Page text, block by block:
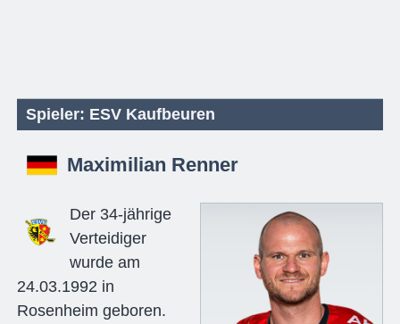
Spieler: ESV Kaufbeuren
Maximilian Renner
Der 34-jährige
Verteidiger
wurde am
24.03.1992 in
Rosenheim geboren.